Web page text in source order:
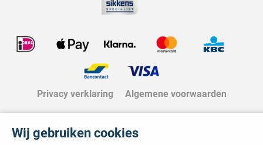
Privacy verklaring Algemene voorwaarden
Wij gebruiken cookies